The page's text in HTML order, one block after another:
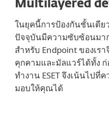
Multilayered
ในยุคนี้การป้องกันชั้นเดี
ปัจจุบันมีความซับซ้อนม
สำหรับ Endpoint ของเร
คุกคามและมัลแวร์ได้ทั้ง
ทำงาน ESET จึงเน้นไปที่
มอบให้คุณได้